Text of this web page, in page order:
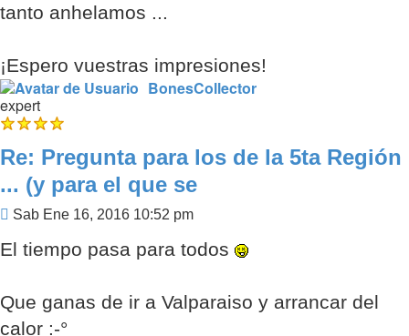
tanto anhelamos ...
¡Espero vuestras impresiones!
BonesCollector
expert
Re: Pregunta para los de la 5ta Región
... (y para el que se
Mensaje
Sab Ene 16, 2016 10:52 pm
El tiempo pasa para todos
Que ganas de ir a Valparaiso y arrancar del
calor :-°